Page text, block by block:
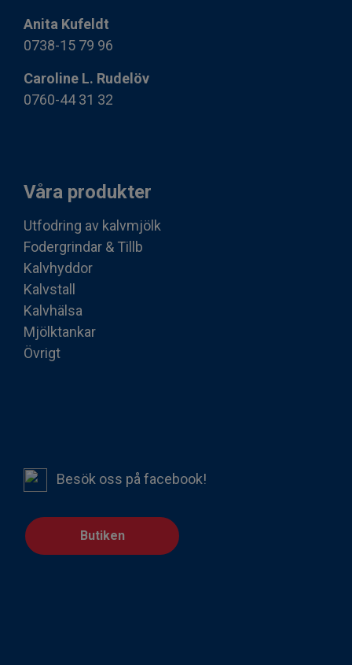
Anita Kufeldt
0738-15 79 96
Caroline L. Rudelöv
0760-44 31 32
Våra produkter
Utfodring av kalvmjölk
Fodergrindar & Tillb
Kalvhyddor
Kalvstall
Kalvhälsa
Mjölktankar
Övrigt
Besök oss på facebook!
Butiken